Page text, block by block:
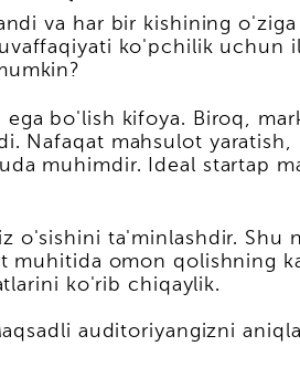
va har bir kishining
ko'pchilik uchun
bo'lish kifoya. Biroq,
Nafaqat mahsulot
muhimdir. Ideal startap
o'sishini ta'minlashdir. Shu
muhitida omon qolishning
ko'rib chiqaylik.
auditoriyangizni